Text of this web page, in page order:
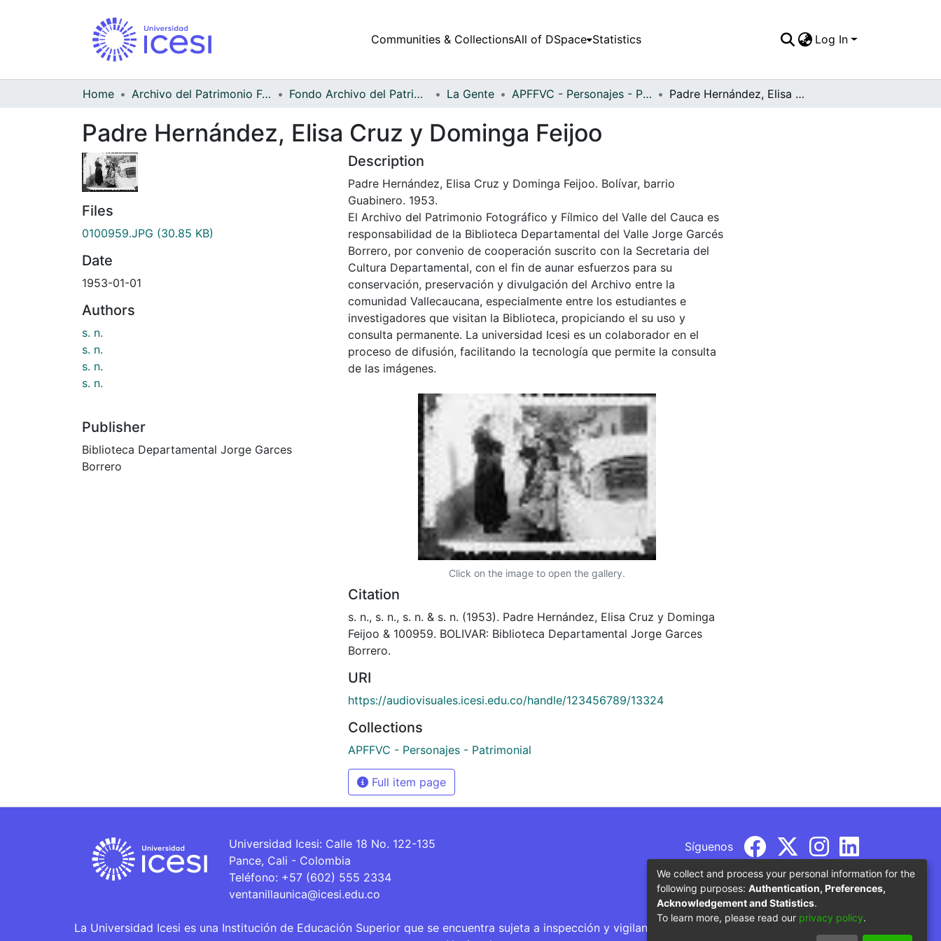
Communities & CollectionsAll of DSpace Statistics Log In
Home Archivo del Patrimonio Fotográfico y Fílmico del Valle del Cauca Fondo Archivo del Patrimonio Fotográfico y Fílmico del Valle del Cauca La Gente APFFVC - Personajes - Patrimonial Padre Hernández, Elisa Cruz y Dominga Feijoo
Padre Hernández, Elisa Cruz y Dominga Feijoo
Files
0100959.JPG (30.85 KB)
Date
1953-01-01
Authors
s. n.
s. n.
s. n.
s. n.
Publisher
Biblioteca Departamental Jorge Garces
Borrero
Description
Padre Hernández, Elisa Cruz y Dominga Feijoo. Bolívar, barrio
Guabinero. 1953.
El Archivo del Patrimonio Fotográfico y Fílmico del Valle del Cauca es
responsabilidad de la Biblioteca Departamental del Valle Jorge Garcés
Borrero, por convenio de cooperación suscrito con la Secretaria del
Cultura Departamental, con el fin de aunar esfuerzos para su
conservación, preservación y divulgación del Archivo entre la
comunidad Vallecaucana, especialmente entre los estudiantes e
investigadores que visitan la Biblioteca, propiciando el su uso y
consulta permanente. La universidad Icesi es un colaborador en el
proceso de difusión, facilitando la tecnología que permite la consulta
de las imágenes.
Click on the image to open the gallery.
Citation
s. n., s. n., s. n. & s. n. (1953). Padre Hernández, Elisa Cruz y Dominga
Feijoo & 100959. BOLIVAR: Biblioteca Departamental Jorge Garces
Borrero.
URI
https://audiovisuales.icesi.edu.co/handle/123456789/13324
Collections
APFFVC - Personajes - Patrimonial
Full item page
Universidad Icesi: Calle 18 No. 122-135
Pance, Cali - Colombia
Teléfono: +57 (602) 555 2334
ventanillaunica@icesi.edu.co
Síguenos
La Universidad Icesi es una Institución de Educación Superior que se encuentra sujeta a inspección y vigilancia por parte del Ministerio de Educación
We collect and process your personal information for the
following purposes: Authentication, Preferences,
Acknowledgement and Statistics.
To learn more, please read our privacy policy.